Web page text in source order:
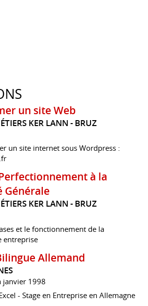
un site Web
KER LANN - BRUZ
un site internet sous Wordpress :
à la
Générale
KER LANN - BRUZ
et le fonctionnement de la
entreprise
Allemand
janvier 1998
- Stage en Entreprise en Allemagne